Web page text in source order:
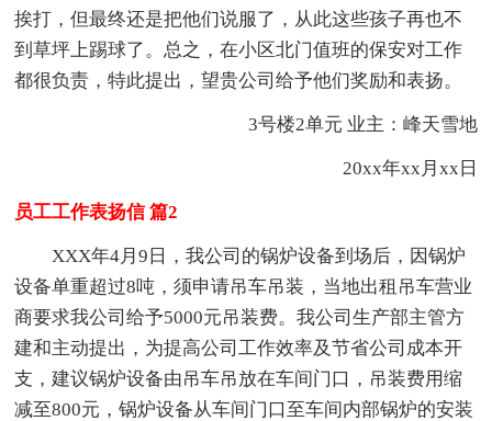
挨打，但最终还是把他们说服了，从此这些孩子再也不
到草坪上踢球了。总之，在小区北门值班的保安对工作
都很负责，特此提出，望贵公司给予他们奖励和表扬。
3号楼2单元 业主：峰天雪地
20xx年xx月xx日
员工工作表扬信 篇2
XXX年4月9日，我公司的锅炉设备到场后，因锅炉
设备单重超过8吨，须申请吊车吊装，当地出租吊车营业
商要求我公司给予5000元吊装费。我公司生产部主管方
建和主动提出，为提高公司工作效率及节省公司成本开
支，建议锅炉设备由吊车吊放在车间门口，吊装费用缩
减至800元，锅炉设备从车间门口至车间内部锅炉的安装